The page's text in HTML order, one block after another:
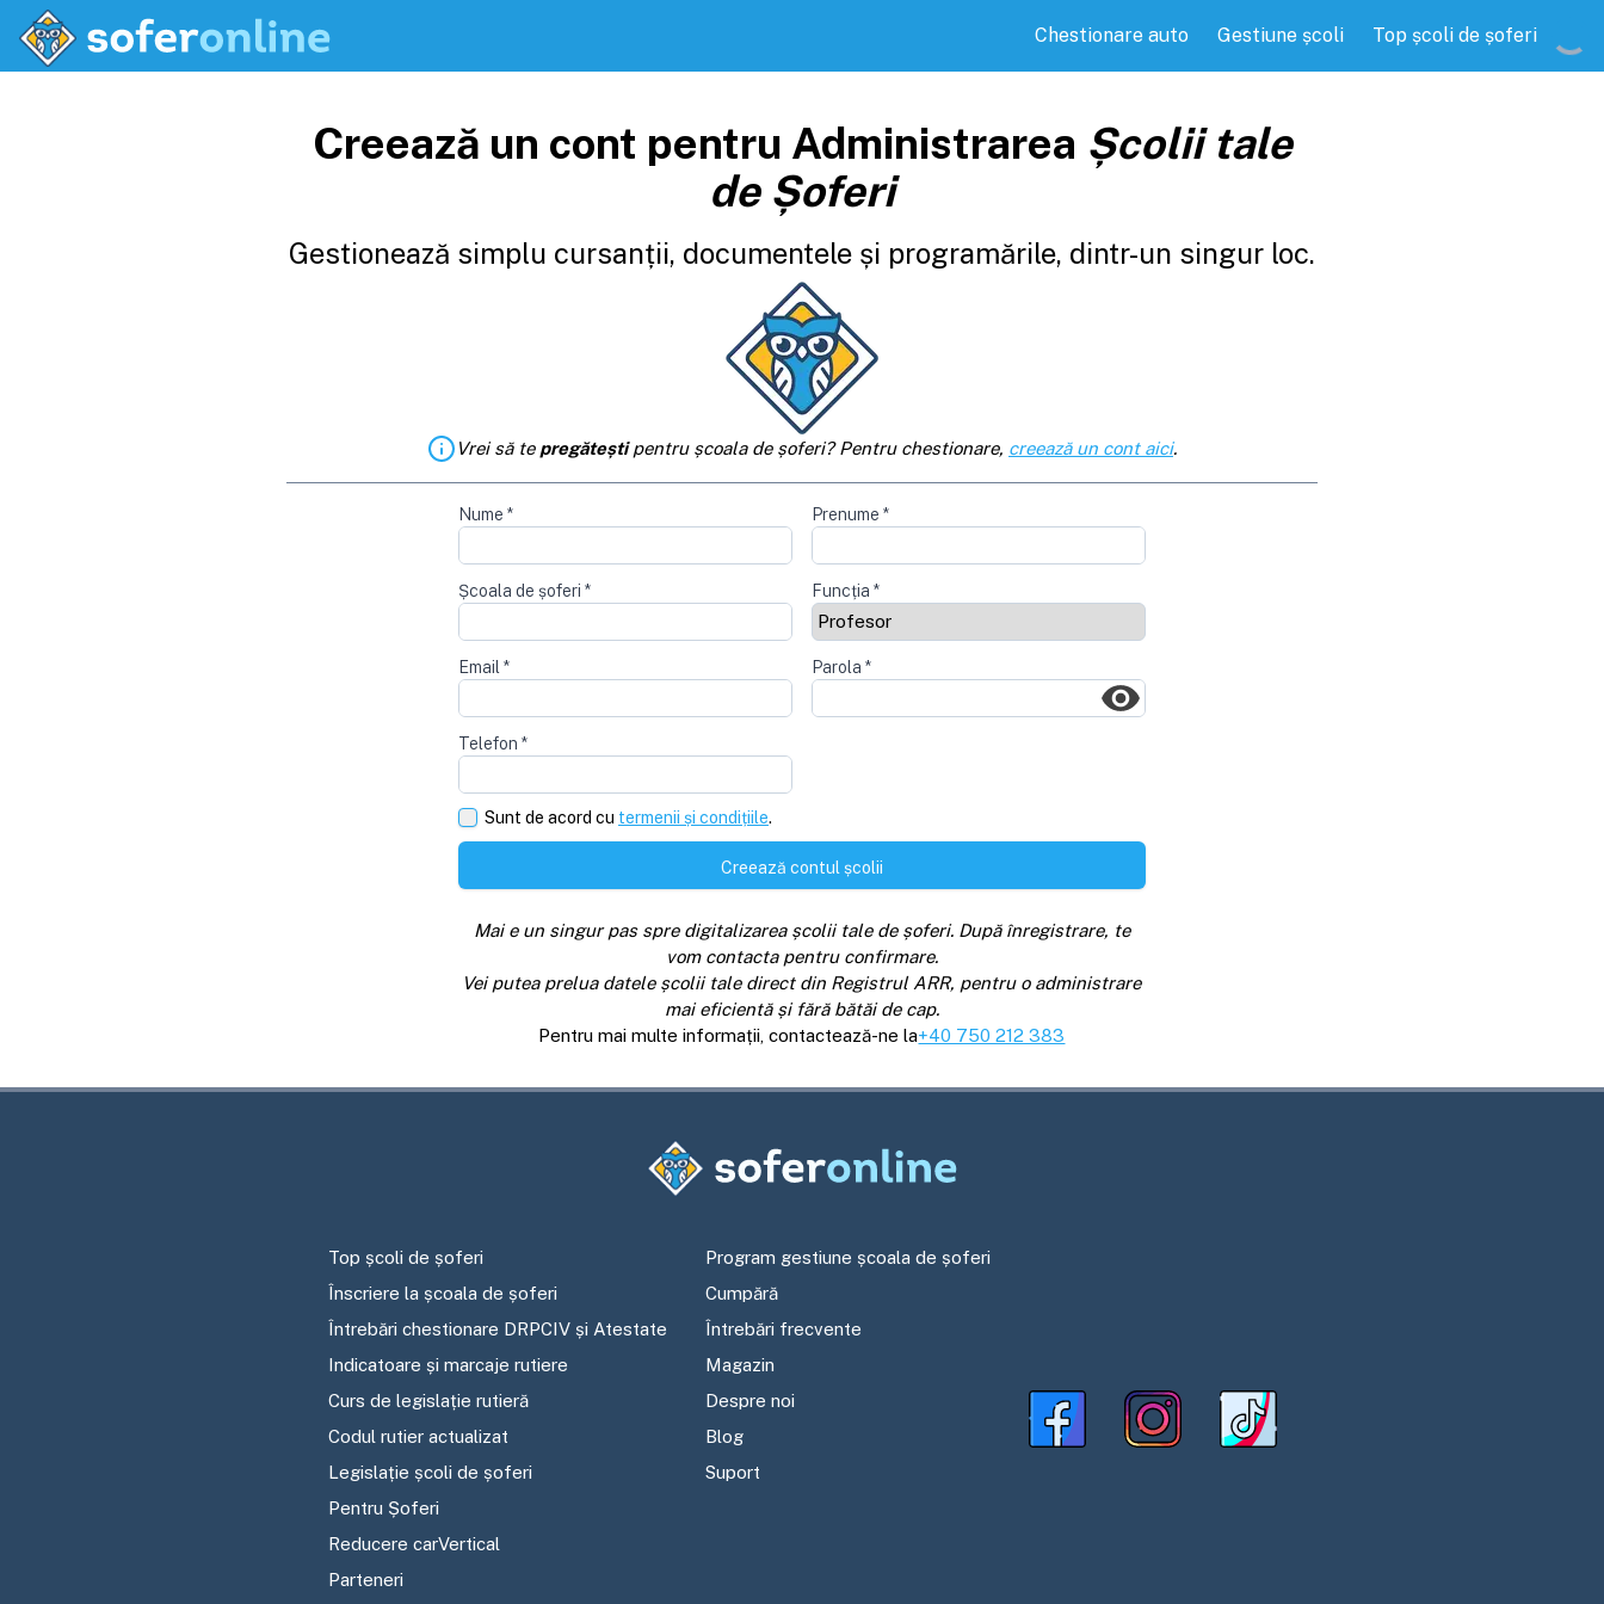
Chestionare auto Gestiune școli Top școli de șoferi
Creează un cont pentru Administrarea Școlii tale
de Șoferi
Gestionează simplu cursanții, documentele și programările, dintr-un singur loc.
Vrei să te pregăteștipentru școala de șoferi? Pentru chestionare, creează un cont aici.
Nume * Prenume *
Școala de șoferi * Funcția *
Email * Parola *
Telefon *
Sunt de acord cu termenii și condițiile.
Creează contul școlii
Mai e un singur pas spre digitalizarea școlii tale de șoferi. După înregistrare, te
vom contacta pentru confirmare.
Vei putea prelua datele școlii tale direct din Registrul ARR, pentru o administrare
mai eficientă și fără bătăi de cap.
Pentru mai multe informații, contactează-ne la+40 750 212 383
Top școli de șoferi
Înscriere la școala de șoferi
Întrebări chestionare DRPCIV și Atestate
Indicatoare și marcaje rutiere
Curs de legislație rutieră
Codul rutier actualizat
Legislație școli de șoferi
Pentru Șoferi
Reducere carVertical
Parteneri
Program gestiune școala de șoferi
Cumpără
Întrebări frecvente
Magazin
Despre noi
Blog
Suport